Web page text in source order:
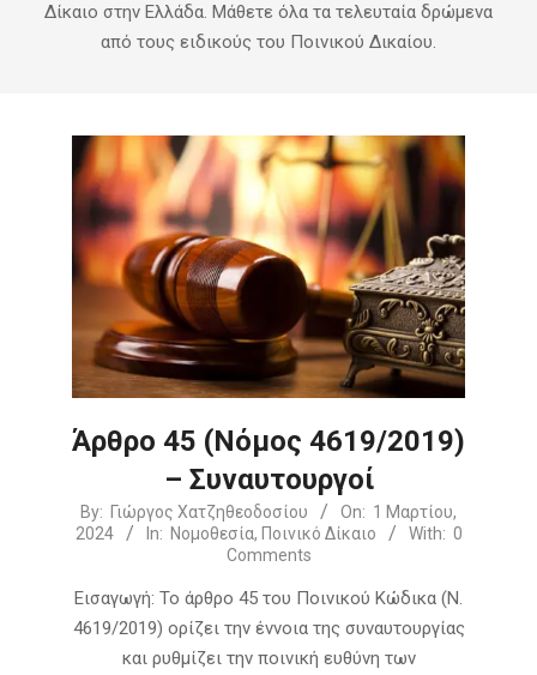
Δίκαιο στην Ελλάδα. Μάθετε όλα τα τελευταία δρώμενα
από τους ειδικούς του Ποινικού Δικαίου.
Άρθρο 45 (Νόμος 4619/2019)
– Συναυτουργοί
2024-
03-
By: Γιώργος Χατζηθεοδοσίου On: 1 Μαρτίου,
2024
In: Νομοθεσία, Ποινικό Δίκαιο With: 0
Comments
Εισαγωγή: Το άρθρο 45 του Ποινικού Κώδικα (Ν.
4619/2019) ορίζει την έννοια της συναυτουργίας
και ρυθμίζει την ποινική ευθύνη των